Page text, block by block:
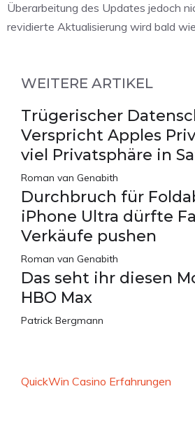
Überarbeitung des Updates jedoch
revidierte Aktualisierung wird bald
WEITERE ARTIKEL
Trügerischer
Verspricht Apples
viel Privatsphäre in
Roman van Genabith
Durchbruch für
iPhone Ultra dürfte
Verkäufe pushen
Roman van Genabith
Das seht ihr diesen
HBO Max
Patrick Bergmann
QuickWin Casino Erfahrungen